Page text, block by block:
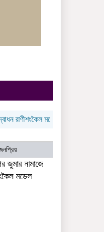
মডেল মসজিদ
জুমার নামাজে
মডেল